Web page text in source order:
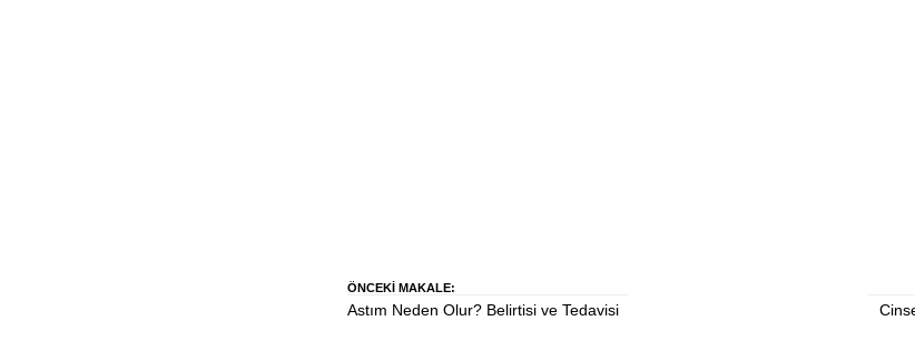
ÖNCEKI MAKALE:
Astım Neden Olur? Belirtisi ve Tedavisi